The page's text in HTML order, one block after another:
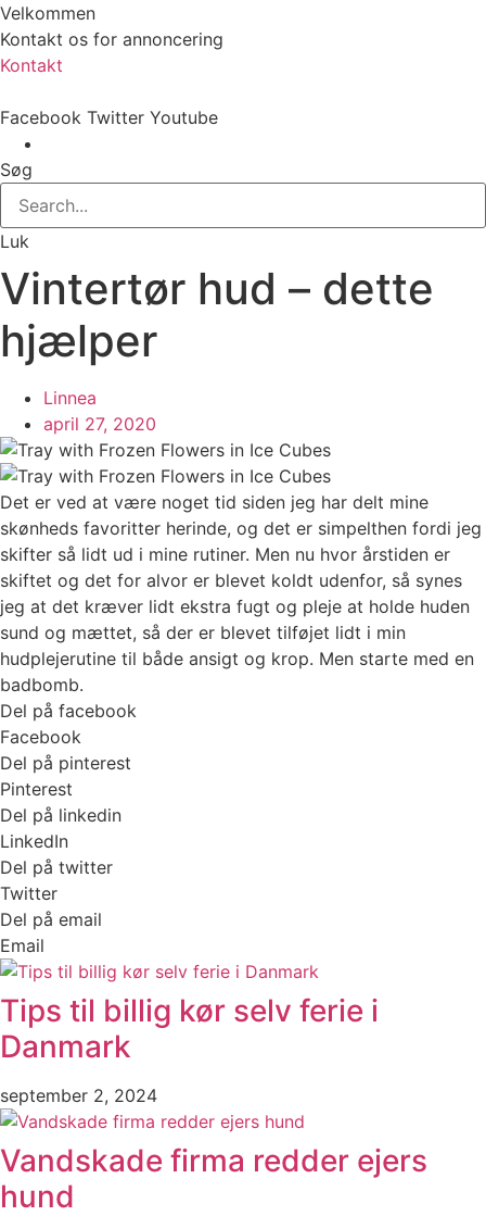
Velkommen
Kontakt os for annoncering
Kontakt
Facebook Twitter Youtube
Søg
Luk
Vintertør hud – dette
hjælper
Linnea
april 27, 2020
Det er ved at være noget tid siden jeg har delt mine
skønheds favoritter herinde, og det er simpelthen fordi jeg
skifter så lidt ud i mine rutiner. Men nu hvor årstiden er
skiftet og det for alvor er blevet koldt udenfor, så synes
jeg at det kræver lidt ekstra fugt og pleje at holde huden
sund og mættet, så der er blevet tilføjet lidt i min
hudplejerutine til både ansigt og krop. Men starte med en
badbomb.
Del på facebook
Facebook
Del på pinterest
Pinterest
Del på linkedin
LinkedIn
Del på twitter
Twitter
Del på email
Email
Tips til billig kør selv ferie i
Danmark
september 2, 2024
Vandskade firma redder ejers
hund